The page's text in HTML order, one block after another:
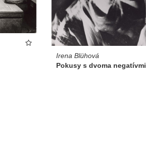
Irena Blühová
Pokusy s dvoma negatívmi